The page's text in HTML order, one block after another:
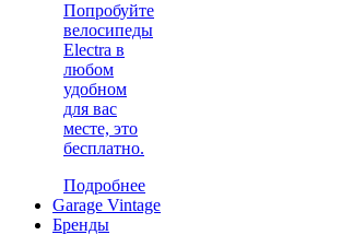
Попробуйте
велосипеды
Electra в
любом
удобном
для вас
месте, это
бесплатно.
Подробнее
Garage Vintage
Бренды